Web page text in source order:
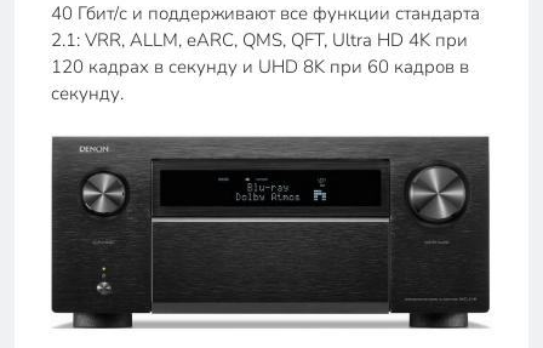
40 Гбит/с и поддерживают все функции стандарта
2.1: VRR, ALLM, eARC, QMS, QFT, Ultra HD 4K при
120 кадрах в секунду и UHD 8K при 60 кадров в
секунду.